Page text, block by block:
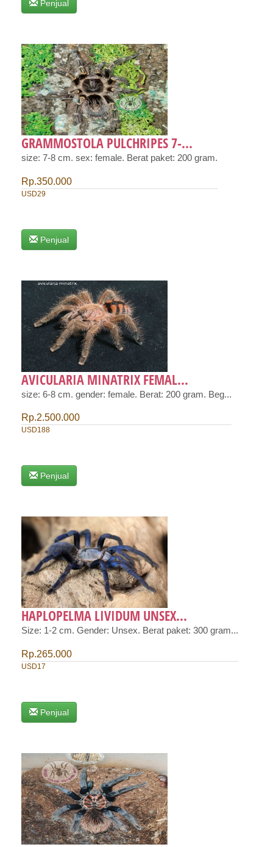
Penjual
GRAMMOSTOLA PULCHRIPES 7-...
size: 7-8 cm. sex: female. Berat paket: 200 gram.
Rp.350.000
USD29
Penjual
AVICULARIA MINATRIX FEMAL...
size: 6-8 cm. gender: female. Berat: 200 gram. Beg...
Rp.2.500.000
USD188
Penjual
HAPLOPELMA LIVIDUM UNSEX...
Size: 1-2 cm. Gender: Unsex. Berat paket: 300 gram...
Rp.265.000
USD17
Penjual